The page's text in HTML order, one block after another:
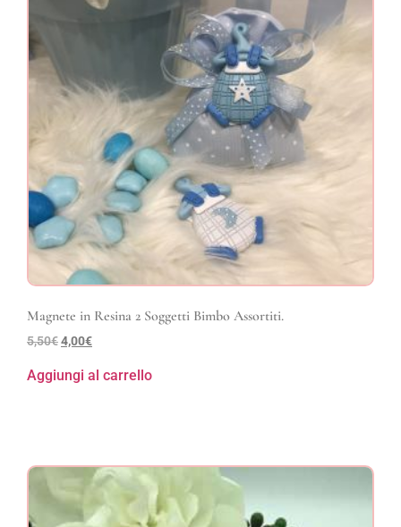
Magnete in Resina 2 Soggetti Bimbo Assortiti.
5,50€4,00€
Aggiungi al carrello